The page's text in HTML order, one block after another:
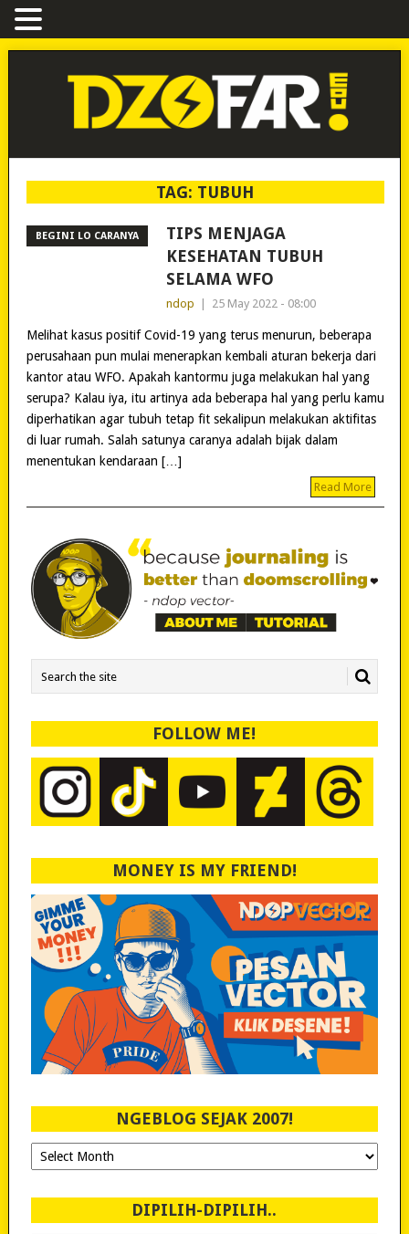
TAG: TUBUH
BEGINI LO CARANYA
TIPS MENJAGA
KESEHATAN TUBUH
SELAMA WFO
ndop 25 May 2022 - 08:00
Melihat kasus positif Covid-19 yang terus menurun, beberapa
perusahaan pun mulai menerapkan kembali aturan bekerja dari
kantor atau WFO. Apakah kantormu juga melakukan hal yang
serupa? Kalau iya, itu artinya ada beberapa hal yang perlu kamu
diperhatikan agar tubuh tetap fit sekalipun melakukan aktifitas
di luar rumah. Salah satunya caranya adalah bijak dalam
menentukan kendaraan […]
Read More
FOLLOW ME!
MONEY IS MY FRIEND!
NGEBLOG SEJAK 2007!
Ngeblog
Sejak
DIPILIH-DIPILIH..